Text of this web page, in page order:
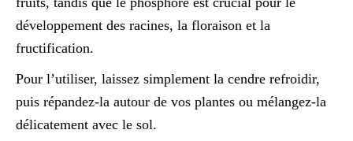
développement des racines, la floraison et la
fructification.
Pour l’utiliser, laissez simplement la cendre refroidir,
puis répandez-la autour de vos plantes ou mélangez-la
délicatement avec le sol.